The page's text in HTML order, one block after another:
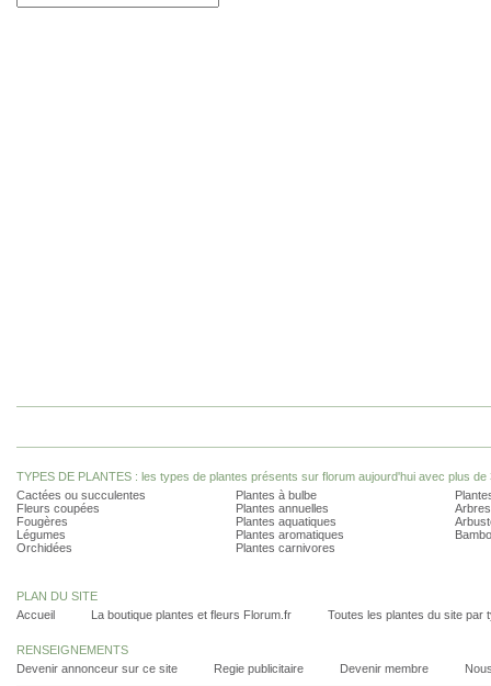
TYPES DE PLANTES : les types de plantes présents sur florum aujourd'hui avec plus de
Cactées ou succulentes
Fleurs coupées
Fougères
Légumes
Orchidées
Plantes à bulbe
Plantes annuelles
Plantes aquatiques
Plantes aromatiques
Plantes carnivores
PLAN DU SITE
Accueil
La boutique plantes et fleurs Florum.fr Toutes les plantes du site par
RENSEIGNEMENTS
Devenir annonceur sur ce site
Regie publicitaire Devenir membre